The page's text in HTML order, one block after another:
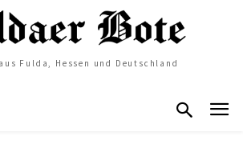
Fulda, Hessen und Deutschland